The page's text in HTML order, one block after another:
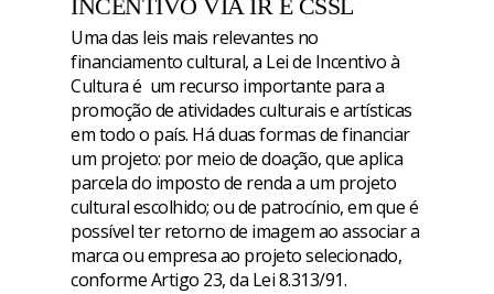
INCENTIVO VIA IR E CSSL
Uma das leis mais relevantes no
financiamento cultural, a Lei de Incentivo à
Cultura é um recurso importante para a
promoção de atividades culturais e artísticas
em todo o país. Há duas formas de financiar
um projeto: por meio de doação, que aplica
parcela do imposto de renda a um projeto
cultural escolhido; ou de patrocínio, em que é
possível ter retorno de imagem ao associar a
marca ou empresa ao projeto selecionado,
conforme Artigo 23, da Lei 8.313/91.